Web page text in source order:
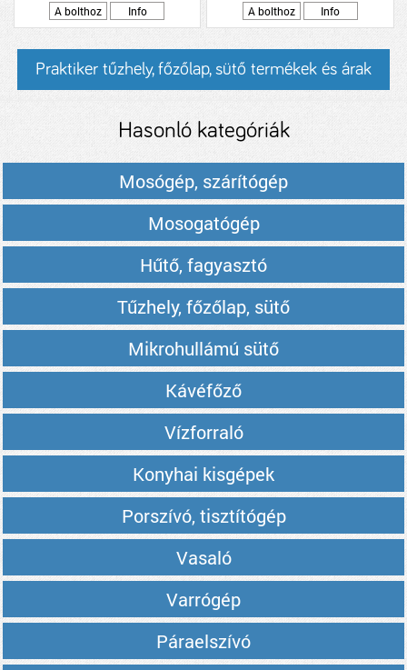
A bolthoz
Info
A bolthoz
Info
Praktiker tűzhely, főzőlap, sütő termékek és árak
Hasonló kategóriák
Mosógép, szárítógép
Mosogatógép
Hűtő, fagyasztó
Tűzhely, főzőlap, sütő
Mikrohullámú sütő
Kávéfőző
Vízforraló
Konyhai kisgépek
Porszívó, tisztítógép
Vasaló
Varrógép
Páraelszívó